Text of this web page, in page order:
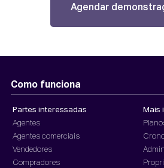
Agendar
Como funciona
Partes interessadas
Agentes
Agentes comerciais
Vendedores
Compradores
Mais